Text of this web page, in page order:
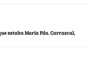
estaba María Fda. Carrascal,